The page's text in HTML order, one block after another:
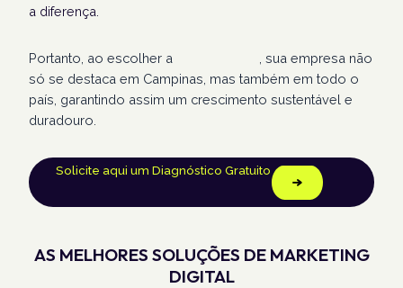
a diferença.
Portanto, ao escolher a
, sua empresa não
só se destaca em Campinas, mas também em todo o
país, garantindo assim um crescimento sustentável e
duradouro.
Solicite aqui um Diagnóstico Gratuito
AS MELHORES SOLUÇÕES DE MARKETING
DIGITAL